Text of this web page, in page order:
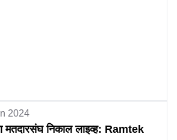
2024
निकाल लाइव्ह: Ramtek